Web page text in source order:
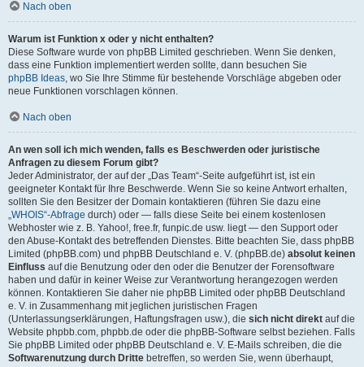
Nach oben
Warum ist Funktion x oder y nicht enthalten?
Diese Software wurde von phpBB Limited geschrieben. Wenn Sie denken,
dass eine Funktion implementiert werden sollte, dann besuchen Sie
phpBB Ideas, wo Sie Ihre Stimme für bestehende Vorschläge abgeben oder
neue Funktionen vorschlagen können.
Nach oben
An wen soll ich mich wenden, falls es Beschwerden oder juristische
Anfragen zu diesem Forum gibt?
Jeder Administrator, der auf der „Das Team“-Seite aufgeführt ist, ist ein
geeigneter Kontakt für Ihre Beschwerde. Wenn Sie so keine Antwort erhalten,
sollten Sie den Besitzer der Domain kontaktieren (führen Sie dazu eine
„WHOIS“-Abfrage durch) oder — falls diese Seite bei einem kostenlosen
Webhoster wie z. B. Yahoo!, free.fr, funpic.de usw. liegt — den Support oder
den Abuse-Kontakt des betreffenden Dienstes. Bitte beachten Sie, dass phpBB
Limited (phpBB.com) und phpBB Deutschland e. V. (phpBB.de) absolut keinen
Einfluss auf die Benutzung oder den oder die Benutzer der Forensoftware
haben und dafür in keiner Weise zur Verantwortung herangezogen werden
können. Kontaktieren Sie daher nie phpBB Limited oder phpBB Deutschland
e. V. in Zusammenhang mit jeglichen juristischen Fragen
(Unterlassungserklärungen, Haftungsfragen usw.), die sich nicht direkt auf die
Website phpbb.com, phpbb.de oder die phpBB-Software selbst beziehen. Falls
Sie phpBB Limited oder phpBB Deutschland e. V. E-Mails schreiben, die die
Softwarenutzung durch Dritte betreffen, so werden Sie, wenn überhaupt,